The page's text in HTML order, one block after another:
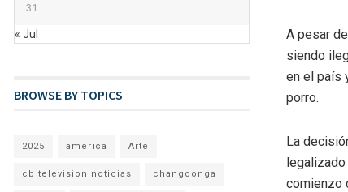
A pesar
siendo
en el país
porro.
La
comienzo
31
« Jul
BROWSE BY TOPICS
2025 america Arte
cb television noticias changoonga